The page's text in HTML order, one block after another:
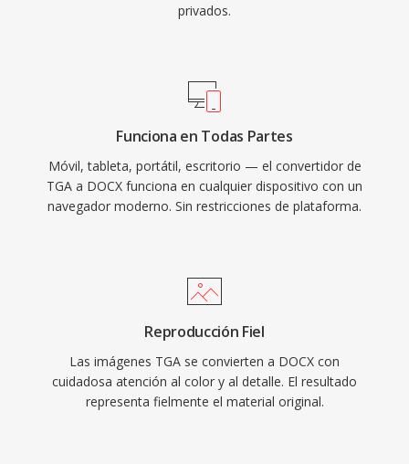
privados.
Funciona en Todas Partes
Móvil, tableta, portátil, escritorio — el convertidor de
TGA a DOCX funciona en cualquier dispositivo con un
navegador moderno. Sin restricciones de plataforma.
Reproducción Fiel
Las imágenes TGA se convierten a DOCX con
cuidadosa atención al color y al detalle. El resultado
representa fielmente el material original.